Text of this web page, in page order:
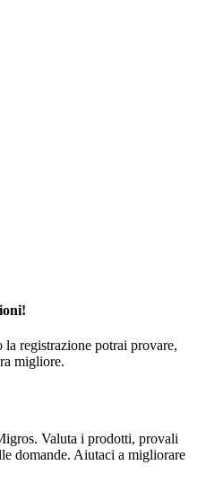
la registrazione potrai provare,
migliore.
Valuta i prodotti, provali
domande. Aiutaci a migliorare